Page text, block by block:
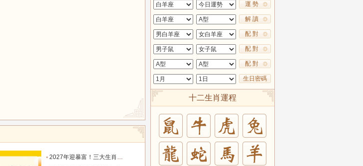
2027年迎暴富！三大生肖錦鯉附體，迎事業愛情巔峰_屬狗_朋友_謙讓
運 勢
解 讀
配 對
配 對
配 對
生日密碼
十二生肖運程
鼠 牛 虎 兔